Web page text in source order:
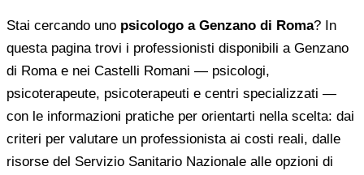
Stai cercando uno psicologo a Genzano di Roma? In
questa pagina trovi i professionisti disponibili a Genzano
di Roma e nei Castelli Romani — psicologi,
psicoterapeute, psicoterapeuti e centri specializzati —
con le informazioni pratiche per orientarti nella scelta: dai
criteri per valutare un professionista ai costi reali, dalle
risorse del Servizio Sanitario Nazionale alle opzioni di